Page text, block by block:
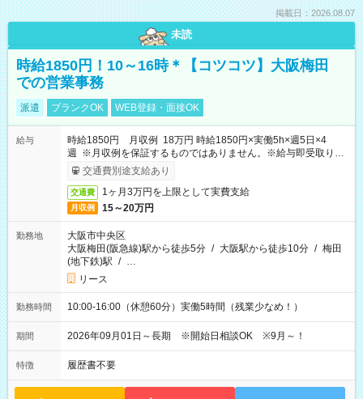
掲載日：2026.08.07
未読
時給1850円！10～16時＊【コツコツ】大阪梅田
での営業事務
派遣 ブランクOK WEB登録・面接OK
給与
時給1850円 月収例 18万円 時給1850円×実働5h×週5日×4
週 ※月収例を保証するものではありません。※給与即受取りサ
ービス利用可（利用条件有）
交通費別途支給あり
交通費 1ヶ月3万円を上限として実費支給
月収例 15～20万円
勤務地
大阪市中央区
大阪梅田(阪急線)駅から徒歩5分 / 大阪駅から徒歩10分 / 梅田
(地下鉄)駅 / …
リース
勤務時間 10:00-16:00（休憩60分）実働5時間（残業少なめ！）
期間 2026年09月01日～長期 ※開始日相談OK ※9月～！
特徴 履歴書不要